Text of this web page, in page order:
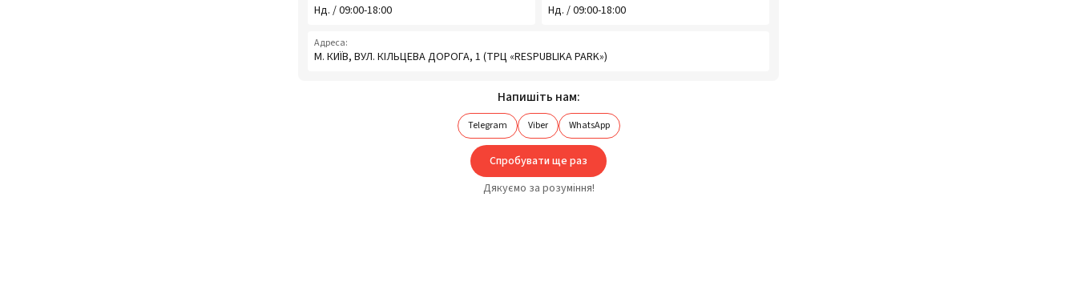
Нд. / 09:00-18:00
Нд. / 09:00-18:00
Адреса:
М. КИЇВ, ВУЛ. КІЛЬЦЕВА ДОРОГА, 1 (ТРЦ «RESPUBLIKA PARK»)
Напишіть нам:
Telegram Viber WhatsApp
Спробувати ще раз
Дякуємо за розуміння!